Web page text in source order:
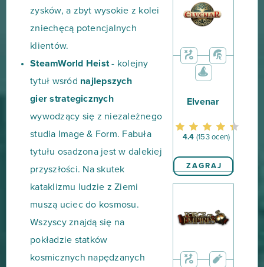
zysków, a zbyt wysokie z kolei
zniechęcą potencjalnych
klientów.
SteamWorld Heist - kolejny
tytuł wsród najlepszych
gier strategicznych
wywodzący się z niezależnego
studia Image & Form. Fabuła
tytułu osadzona jest w dalekiej
przyszłości. Na skutek
kataklizmu ludzie z Ziemi
muszą uciec do kosmosu.
Wszyscy znajdą się na
pokładzie statków
kosmicznych napędzanych
Elvenar
4.4 (153 ocen)
ZAGRAJ